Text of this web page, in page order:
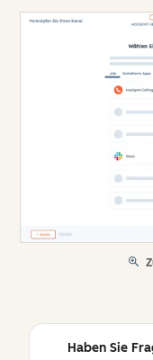
Haben Sie